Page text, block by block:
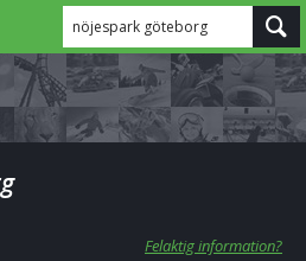
nöjespark göteborg
Felaktig information?